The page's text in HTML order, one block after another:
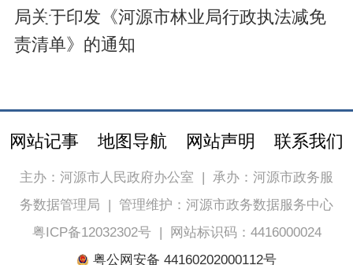
局关于印发《河源市林业局行政执法减免
责清单》的通知
网站记事 地图导航 网站声明 联系我们
主办：河源市人民政府办公室 | 承办：河源市政务服
务数据管理局 | 管理维护：河源市政务数据服务中心
粤ICP备12032302号|
网站标识码：4416000024
粤公网安备 44160202000112号